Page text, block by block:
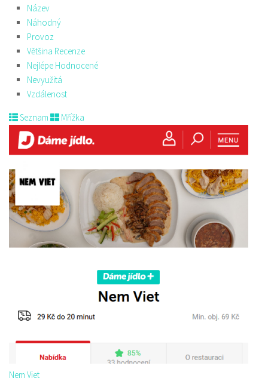
Název
Náhodný
Provoz
Většina Recenze
Nejlépe Hodnocené
Nevyužitá
Vzdálenost
Seznam Mřížka
Nem Viet